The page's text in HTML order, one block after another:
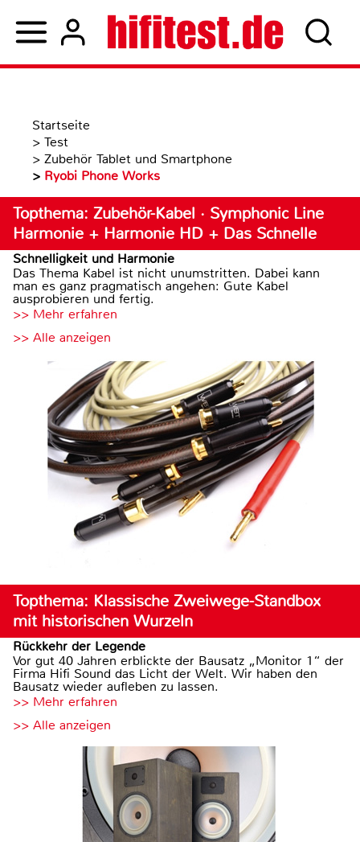
Startseite
> Test
> Zubehör Tablet und Smartphone
> Ryobi Phone Works
Topthema: Zubehör-Kabel · Symphonic Line
Harmonie + Harmonie HD + Das Schnelle
Schnelligkeit und Harmonie
Das Thema Kabel ist nicht unumstritten. Dabei kann
man es ganz pragmatisch angehen: Gute Kabel
ausprobieren und fertig.
>> Mehr erfahren
>> Alle anzeigen
Topthema: Klassische Zweiwege-Standbox
mit historischen Wurzeln
Rückkehr der Legende
Vor gut 40 Jahren erblickte der Bausatz „Monitor 1“ der
Firma Hifi Sound das Licht der Welt. Wir haben den
Bausatz wieder aufleben zu lassen.
>> Mehr erfahren
>> Alle anzeigen